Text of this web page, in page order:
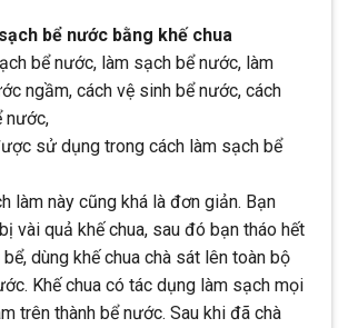
bể nước bằng khế chua
bể nước, làm sạch bể nước, làm
ngầm, cách vệ sinh bể nước, cách
nước,
sử dụng trong cách làm sạch bể
làm này cũng khá là đơn giản. Bạn
vài quả khế chua, sau đó bạn tháo hết
dùng khế chua chà sát lên toàn bộ
Khế chua có tác dụng làm sạch mọi
trên thành bể nước. Sau khi đã chà